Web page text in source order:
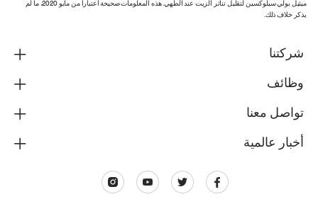
ميثيل بولي سيلوكسين لتقليل تناثر الزيت عند الطهي. هذه المعلومات صحيحة اعتباراً من مايو 2020، ما لم
يذكر خلاف ذلك.
شركتنا
وظائف
تواصل معنا
أخبار عالمية